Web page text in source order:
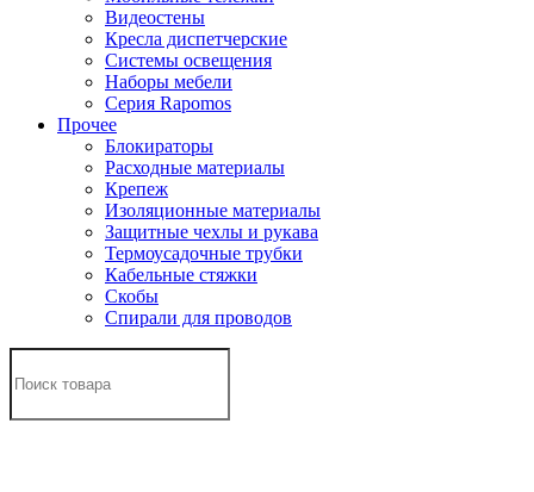
Видеостены
Кресла диспетчерские
Системы освещения
Наборы мебели
Серия Rapomos
Прочее
Блокираторы
Расходные материалы
Крепеж
Изоляционные материалы
Защитные чехлы и рукава
Термоусадочные трубки
Кабельные стяжки
Скобы
Спирали для проводов